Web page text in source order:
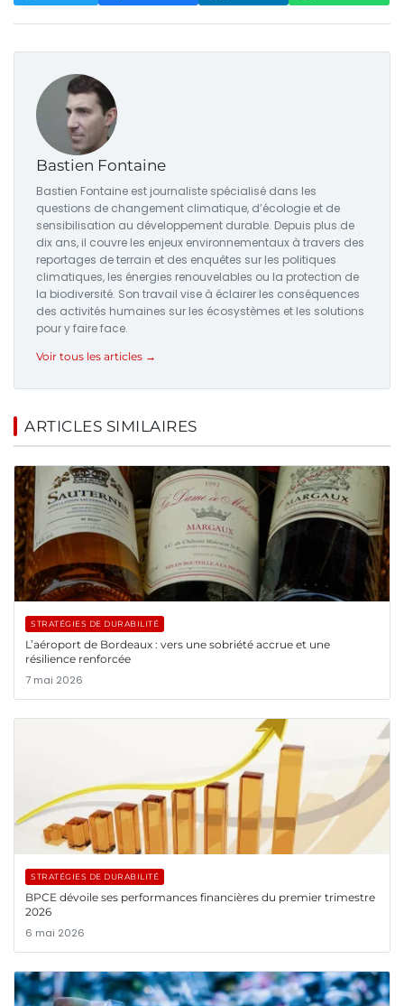
Bastien Fontaine
Bastien Fontaine est journaliste spécialisé dans les
questions de changement climatique, d’écologie et de
sensibilisation au développement durable. Depuis plus de
dix ans, il couvre les enjeux environnementaux à travers des
reportages de terrain et des enquêtes sur les politiques
climatiques, les énergies renouvelables ou la protection de
la biodiversité. Son travail vise à éclairer les conséquences
des activités humaines sur les écosystèmes et les solutions
pour y faire face.
Voir tous les articles →
ARTICLES SIMILAIRES
STRATÉGIES DE DURABILITÉ
L’aéroport de Bordeaux : vers une sobriété accrue et une
résilience renforcée
7 mai 2026
STRATÉGIES DE DURABILITÉ
BPCE dévoile ses performances financières du premier trimestre
2026
6 mai 2026